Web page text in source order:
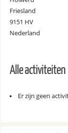
Friesland
9151 HV
Nederland
Alle activiteiten
Er zijn geen